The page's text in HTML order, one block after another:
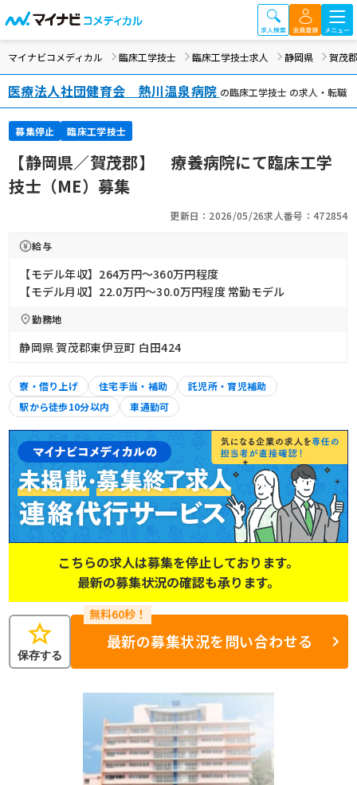
マイナビコメディカル 臨床工学技士 臨床工学技士求人 静岡県 賀茂
医療法人社団健育会 熱川温泉病院 の臨床工学技士 の求人・転職
募集停止 臨床工学技士
【静岡県／賀茂郡】 療養病院にて臨床工学
技士（ME）募集
更新日：2026/05/26求人番号：472854
給与
【モデル年収】264万円〜360万円程度
【モデル月収】22.0万円〜30.0万円程度 常勤モデル
勤務地
静岡県 賀茂郡東伊豆町 白田424
寮・借り上げ 住宅手当・補助
託児所・育児補助
駅から徒歩10分以内
車通勤可
こちらの求人は募集を停止しております。
最新の募集状況の確認も承ります。
star
保存する
最新の募集状況を問い合わせる